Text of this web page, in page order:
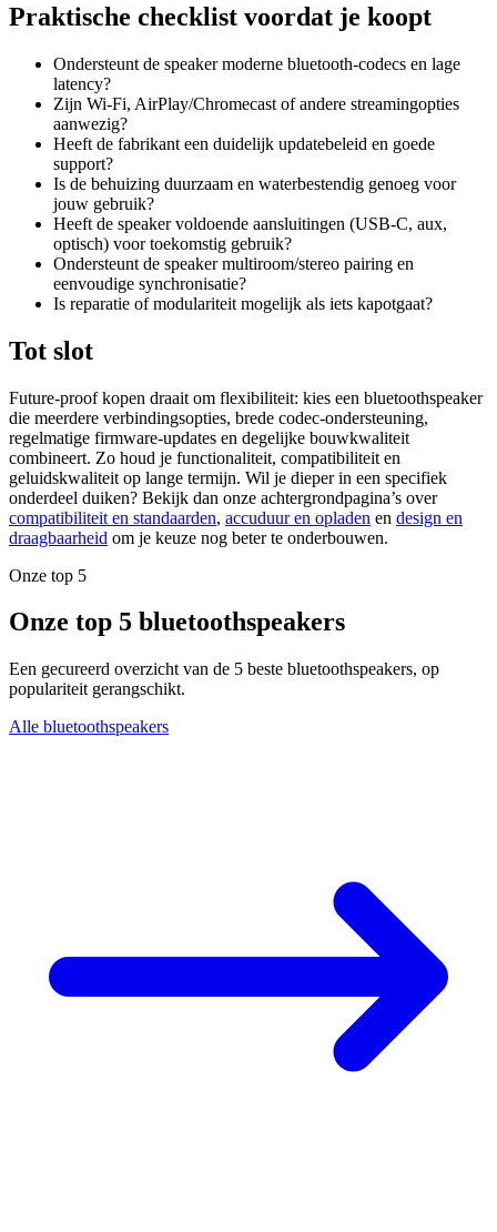
Praktische checklist voordat je koopt
Ondersteunt de speaker moderne bluetooth-codecs en lage
latency?
Zijn Wi‑Fi, AirPlay/Chromecast of andere streamingopties
aanwezig?
Heeft de fabrikant een duidelijk updatebeleid en goede
support?
Is de behuizing duurzaam en waterbestendig genoeg voor
jouw gebruik?
Heeft de speaker voldoende aansluitingen (USB-C, aux,
optisch) voor toekomstig gebruik?
Ondersteunt de speaker multiroom/stereo pairing en
eenvoudige synchronisatie?
Is reparatie of modulariteit mogelijk als iets kapotgaat?
Tot slot
Future-proof kopen draait om flexibiliteit: kies een bluetoothspeaker
die meerdere verbindingsopties, brede codec-ondersteuning,
regelmatige firmware-updates en degelijke bouwkwaliteit
combineert. Zo houd je functionaliteit, compatibiliteit en
geluidskwaliteit op lange termijn. Wil je dieper in een specifiek
onderdeel duiken? Bekijk dan onze achtergrondpagina’s over
compatibiliteit en standaarden, accuduur en opladen en design en
draagbaarheid om je keuze nog beter te onderbouwen.
Onze top 5
Onze top 5 bluetoothspeakers
Een gecureerd overzicht van de 5 beste bluetoothspeakers, op
populariteit gerangschikt.
Alle bluetoothspeakers